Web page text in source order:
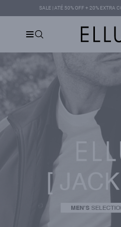
SALE | ATÉ 50% OFF + 20% EXTRA